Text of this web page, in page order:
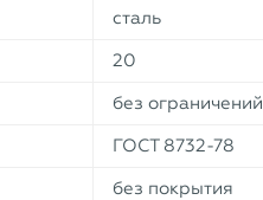
сталь
20
без ограничений
ГОСТ 8732-78
без покрытия